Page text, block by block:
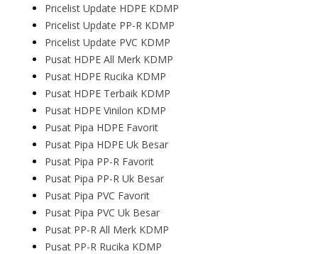
Pricelist Update HDPE KDMP
Pricelist Update PP-R KDMP
Pricelist Update PVC KDMP
Pusat HDPE All Merk KDMP
Pusat HDPE Rucika KDMP
Pusat HDPE Terbaik KDMP
Pusat HDPE Vinilon KDMP
Pusat Pipa HDPE Favorit
Pusat Pipa HDPE Uk Besar
Pusat Pipa PP-R Favorit
Pusat Pipa PP-R Uk Besar
Pusat Pipa PVC Favorit
Pusat Pipa PVC Uk Besar
Pusat PP-R All Merk KDMP
Pusat PP-R Rucika KDMP